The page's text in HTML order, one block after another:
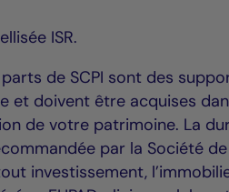
ISR.
de SCPI sont des
et doivent être acquises
de votre patrimoine. La
par la Société
investissement,